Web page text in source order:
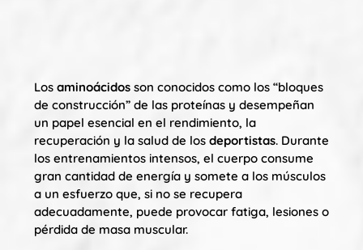
Los aminoácidos son conocidos como los “bloques
de construcción” de las proteínas y desempeñan
un papel esencial en el rendimiento, la
recuperación y la salud de los deportistas. Durante
los entrenamientos intensos, el cuerpo consume
gran cantidad de energía y somete a los músculos
a un esfuerzo que, si no se recupera
adecuadamente, puede provocar fatiga, lesiones o
pérdida de masa muscular.